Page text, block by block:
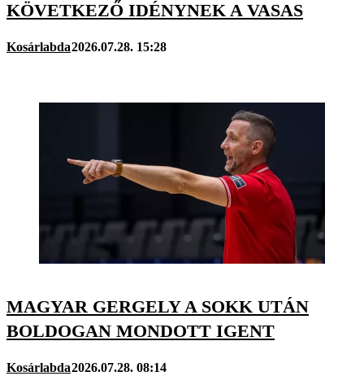
KÖVETKEZŐ IDÉNYNEK A VASAS
Kosárlabda2026.07.28. 15:28
MAGYAR GERGELY A SOKK UTÁN
BOLDOGAN MONDOTT IGENT
Kosárlabda2026.07.28. 08:14